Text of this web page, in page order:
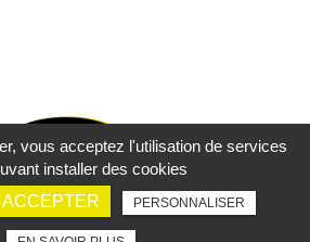
vous acceptez l'utilisation de services
installer des cookies
PERSONNALISER